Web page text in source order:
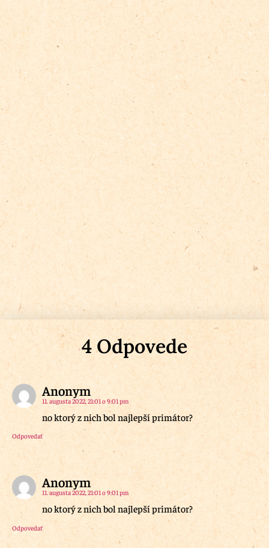
4 Odpovede
Anonym
11. augusta 2022, 21:01 o 9:01 pm
no ktorý z nich bol najlepší primátor?
Odpovedať
Anonym
11. augusta 2022, 21:01 o 9:01 pm
no ktorý z nich bol najlepší primátor?
Odpovedať